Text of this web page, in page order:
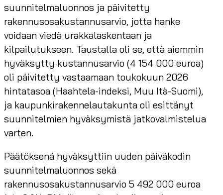
suunnitelmaluonnos ja päivitetty
rakennusosakustannusarvio, jotta hanke
voidaan viedä urakkalaskentaan ja
kilpailutukseen. Taustalla oli se, että aiemmin
hyväksytty kustannusarvio (4 154 000 euroa)
oli päivitetty vastaamaan toukokuun 2026
hintatasoa (Haahtela-indeksi, Muu Itä-Suomi),
ja kaupunkirakennelautakunta oli esittänyt
suunnitelmien hyväksymistä jatkovalmistelua
varten.
Päätöksenä hyväksyttiin uuden päiväkodin
suunnitelmaluonnos sekä
rakennusosakustannusarvio 5 492 000 euroa